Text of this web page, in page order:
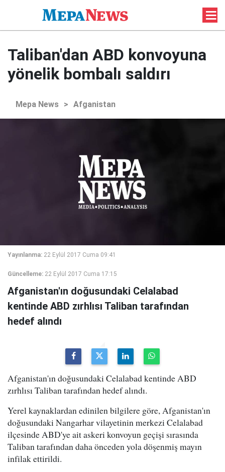
Taliban'dan ABD konvoyuna
yönelik bombalı saldırı
Mepa News > Afganistan
Yayınlanma: 22 Eylül 2017 Cuma 09:41
Güncelleme: 22 Eylül 2017 Cuma 17:15
Afganistan'ın doğusundaki Celalabad
kentinde ABD zırhlısı Taliban tarafından
hedef alındı
Afganistan'ın doğusundaki Celalabad kentinde ABD
zırhlısı Taliban tarafından hedef alındı.
Yerel kaynaklardan edinilen bilgilere göre, Afganistan'ın
doğusundaki Nangarhar vilayetinin merkezi Celalabad
ilçesinde ABD'ye ait askeri konvoyun geçişi sırasında
Taliban tarafından daha önceden yola döşenmiş mayın
infilak ettirildi.